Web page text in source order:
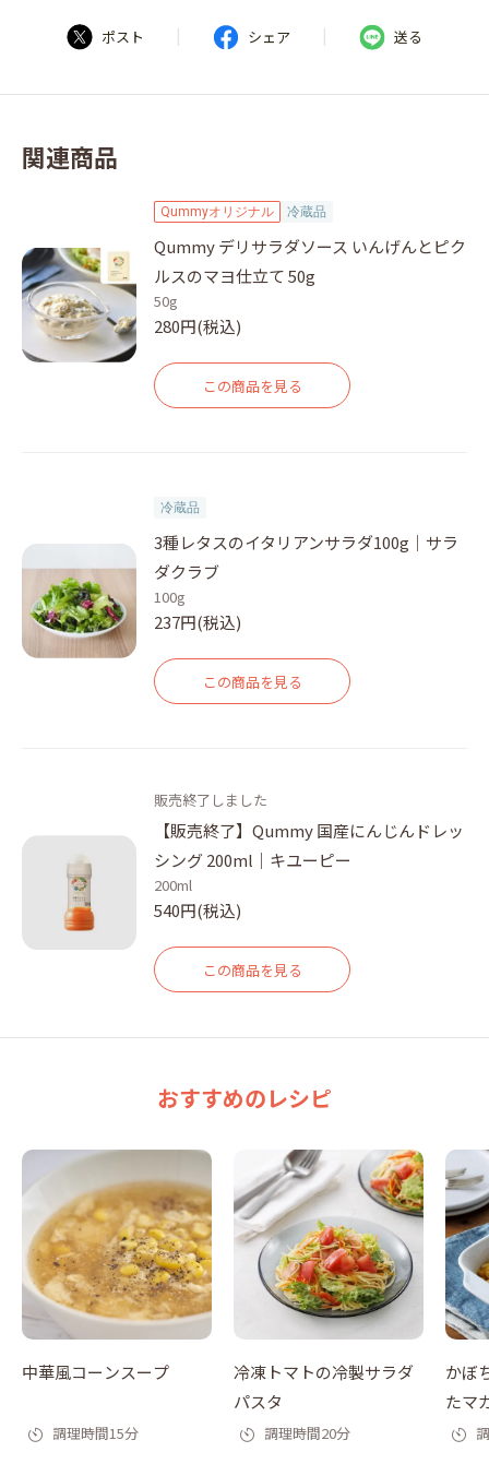
ポスト | シェア | 送る
関連商品
Qummyオリジナル 冷蔵品
Qummy デリサラダソース いんげんとピク
ルスのマヨ仕立て 50g
50g
280円(税込)
この商品を見る
冷蔵品
3種レタスのイタリアンサラダ100g｜サラ
ダクラブ
100g
237円(税込)
この商品を見る
販売終了しました
【販売終了】Qummy 国産にんじんドレッ
シング 200ml｜キユーピー
200ml
540円(税込)
この商品を見る
おすすめのレシピ
中華風コーンスープ
調理時間15分
冷凍トマトの冷製サラダ
パスタ
調理時間20分
かぼ
たマ